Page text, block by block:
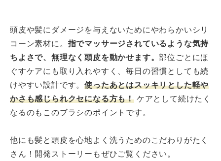
頭皮や髪にダメージを与えないためにやわらかいシリ
コーン素材に。 指でマッサージされているような気持
ちよさで、無理なく頭皮を動かせます。部位ごとにほ
ぐすケアにも取り入れやすく、毎日の習慣としても続
けやすい設計です。使ったあとはスッキリとした軽や
かさも感じられクセになる方も！ ケアとして続けたく
なるのもこのブラシのポイントです。
他にも髪と頭皮を心地よく洗うためのこだわりがたく
さん！開発ストーリーもぜひご覧ください。